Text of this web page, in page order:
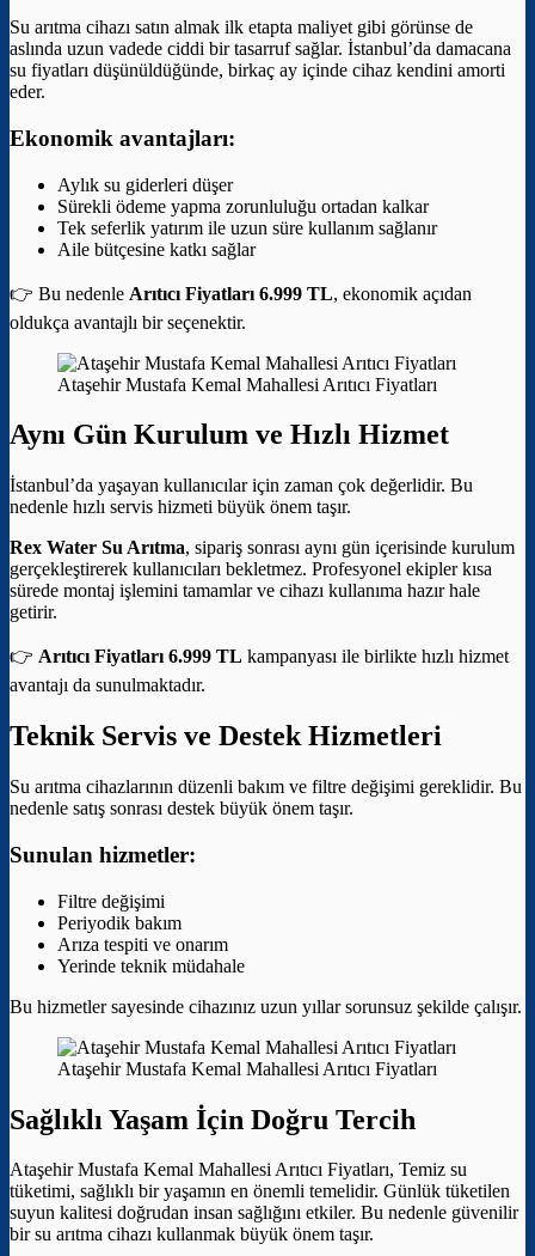
Su arıtma cihazı satın almak ilk etapta maliyet gibi görünse de
aslında uzun vadede ciddi bir tasarruf sağlar. İstanbul’da damacana
su fiyatları düşünüldüğünde, birkaç ay içinde cihaz kendini amorti
eder.
Ekonomik avantajları:
Aylık su giderleri düşer
Sürekli ödeme yapma zorunluluğu ortadan kalkar
Tek seferlik yatırım ile uzun süre kullanım sağlanır
Aile bütçesine katkı sağlar
👉 Bu nedenle Arıtıcı Fiyatları 6.999 TL, ekonomik açıdan
oldukça avantajlı bir seçenektir.
Ataşehir Mustafa Kemal Mahallesi Arıtıcı Fiyatları
Aynı Gün Kurulum ve Hızlı Hizmet
İstanbul’da yaşayan kullanıcılar için zaman çok değerlidir. Bu
nedenle hızlı servis hizmeti büyük önem taşır.
Rex Water Su Arıtma, sipariş sonrası aynı gün içerisinde kurulum
gerçekleştirerek kullanıcıları bekletmez. Profesyonel ekipler kısa
sürede montaj işlemini tamamlar ve cihazı kullanıma hazır hale
getirir.
👉 Arıtıcı Fiyatları 6.999 TL kampanyası ile birlikte hızlı hizmet
avantajı da sunulmaktadır.
Teknik Servis ve Destek Hizmetleri
Su arıtma cihazlarının düzenli bakım ve filtre değişimi gereklidir. Bu
nedenle satış sonrası destek büyük önem taşır.
Sunulan hizmetler:
Filtre değişimi
Periyodik bakım
Arıza tespiti ve onarım
Yerinde teknik müdahale
Bu hizmetler sayesinde cihazınız uzun yıllar sorunsuz şekilde çalışır.
Ataşehir Mustafa Kemal Mahallesi Arıtıcı Fiyatları
Sağlıklı Yaşam İçin Doğru Tercih
Ataşehir Mustafa Kemal Mahallesi Arıtıcı Fiyatları, Temiz su
tüketimi, sağlıklı bir yaşamın en önemli temelidir. Günlük tüketilen
suyun kalitesi doğrudan insan sağlığını etkiler. Bu nedenle güvenilir
bir su arıtma cihazı kullanmak büyük önem taşır.